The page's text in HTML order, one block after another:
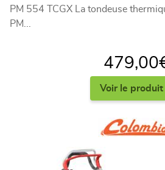
PM 554 TCGX La tondeuse
PM...
479,00
Voir le produit